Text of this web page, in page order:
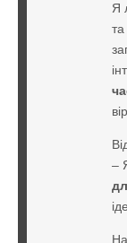
Я
–